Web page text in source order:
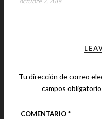
Tu dirección de correo
campos
COMENTARIO*